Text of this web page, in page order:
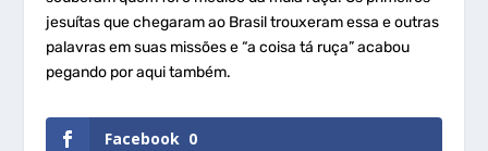
jesuítas que chegaram ao Brasil trouxeram essa e outras
palavras em suas missões e “a coisa tá ruça” acabou
pegando por aqui também.
Facebook 0